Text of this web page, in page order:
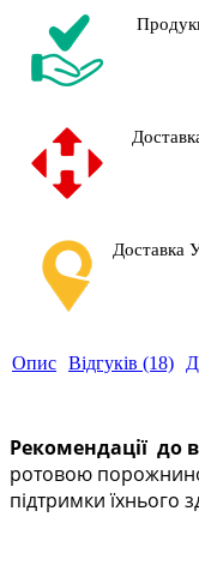
Доставка
Доставка
Опис Відгуків (18)
Рекомендації до
ротовою
підтримки їхнього